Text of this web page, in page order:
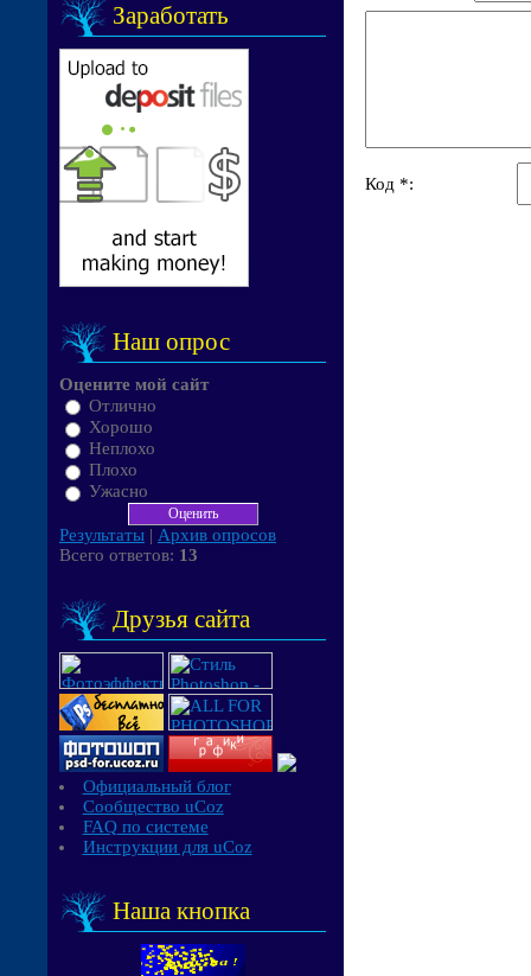
Заработать
Наш опрос
Оцените мой сайт
Отлично
Хорошо
Неплохо
Плохо
Ужасно
Результаты | Архив опросов
Всего ответов: 13
Друзья сайта
Официальный блог
Сообщество uCoz
FAQ по системе
Инструкции для uCoz
Наша кнопка
Код *: